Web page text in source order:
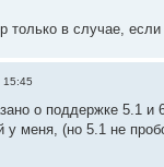
только в случае,
о поддержке 5.1
у меня, (но 5.1 не